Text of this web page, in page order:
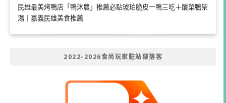
民雄最美烤鴨店「鴨沐農」推薦必點琥珀脆皮一鴨三吃＋酸菜鴨架
湯｜嘉義民雄美食推薦
2022-2026食尚玩家駐站部落客